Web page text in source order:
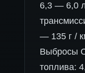
6,3 — 6,0
— 135 г /
Выбросы
топлива: